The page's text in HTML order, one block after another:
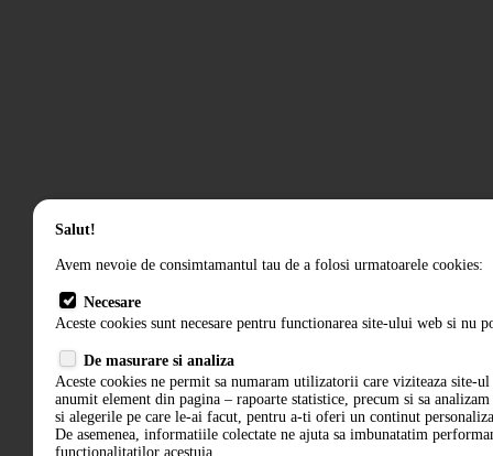
Salut!
Avem nevoie de consimtamantul tau de a folosi urmatoarele cookies:
Necesare
Aceste cookies sunt necesare pentru functionarea site-ului web si nu
De masurare si analiza
Aceste cookies ne permit sa numaram utilizatorii care viziteaza site-ul
anumit element din pagina – rapoarte statistice, precum si sa
si alegerile pe care le-ai facut, pentru a-ti oferi un continut
De asemenea, informatiile colectate ne ajuta sa imbunatatim
functionalitatilor acestuia.